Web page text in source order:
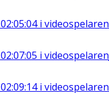
02:05:04i videospelaren
02:07:05 i videospelaren
02:09:14i videospelaren